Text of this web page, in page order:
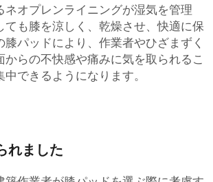
ネオプレンライニングが湿気を管理
ても膝を涼しく、乾燥させ、快適に保
膝パッドにより、作業者やひざまずく
からの不快感や痛みに気を取られるこ
中できるようになります。
れました